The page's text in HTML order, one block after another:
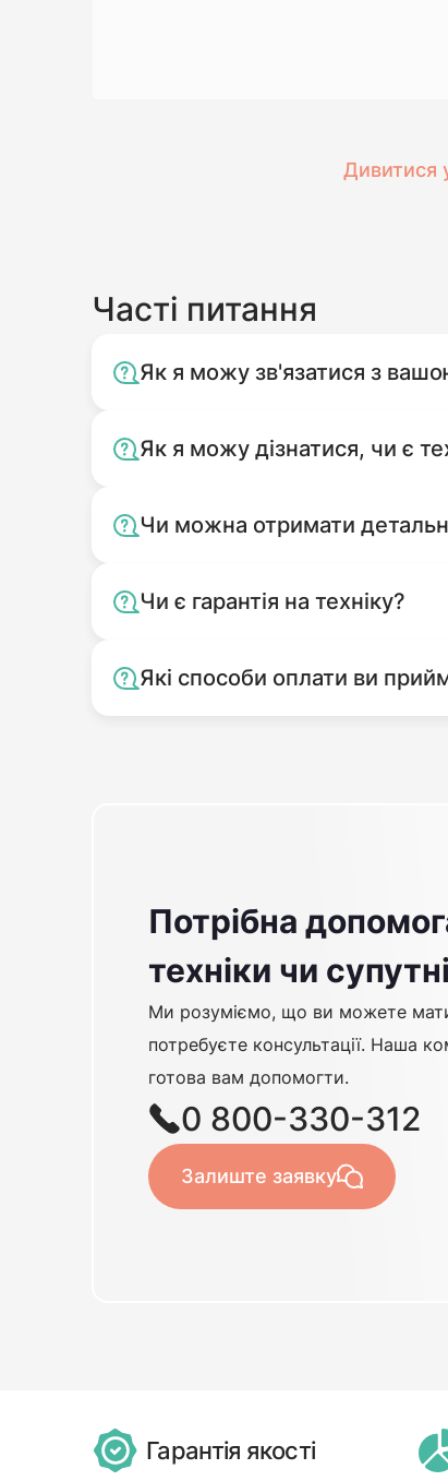
Дивитися
Часті питання
Як я можу зв'язатися з
Як я можу дізнатися, чи є
Чи можна отримати
Чи є гарантія на техніку?
Які способи оплати ви
Потрібна
техніки чи
Ми розуміємо, що ви можете
потребуєте консультації. Наша
готова вам допомогти.
0 800-330-312
Залиште заявку
Гарантія якості